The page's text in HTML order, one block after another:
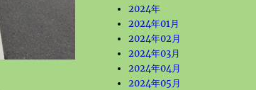
2024年
2024年01月
2024年02月
2024年03月
2024年04月
2024年05月